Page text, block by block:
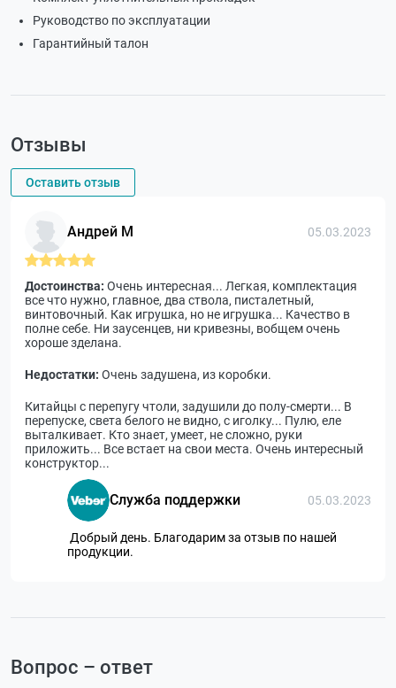
Руководство по эксплуатации
Гарантийный талон
Отзывы
Оставить отзыв
Андрей М 05.03.2023
Достоинства: Очень интересная... Легкая, комплектация
все что нужно, главное, два ствола, писталетный,
винтовочный. Как игрушка, но не игрушка... Качество в
полне себе. Ни заусенцев, ни кривезны, вобщем очень
хороше зделана.
Недостатки: Очень задушена, из коробки.
Китайцы с перепугу чтоли, задушили до полу-смерти... В
перепуске, света белого не видно, с иголку... Пулю, еле
выталкивает. Кто знает, умеет, не сложно, руки
приложить... Все встает на свои места. Очень интересный
конструктор...
Служба поддержки 05.03.2023
Добрый день. Благодарим за отзыв по нашей
продукции.
Вопрос – ответ